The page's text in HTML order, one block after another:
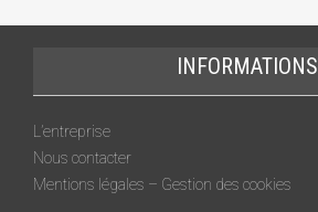
INFORMATIONS
L’entreprise
Nous contacter
Mentions légales – Gestion des cookies